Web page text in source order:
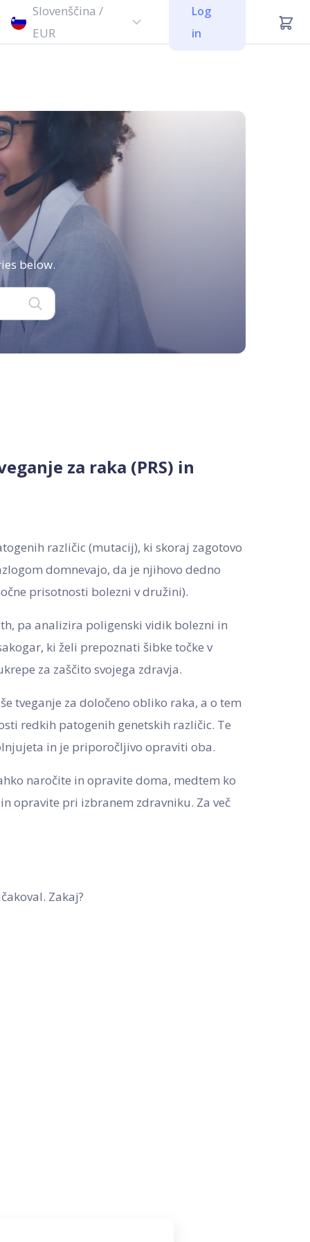
Slovenščina /
EUR
Log
in
below.
za raka (PRS) in
različic (mutacij), ki skoraj zagotovo
domnevajo, da je njihovo dedno
prisotnosti bolezni v družini).
pa analizira poligenski vidik bolezni in
ki želi prepoznati šibke točke v
za zaščito svojega zdravja.
tveganje za določeno obliko raka, a o tem
redkih patogenih genetskih različic. Te
in je priporočljivo opraviti oba.
naročite in opravite doma, medtem ko
opravite pri izbranem zdravniku. Za več
Zakaj?